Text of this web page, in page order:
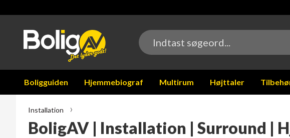
Boligguiden Hjemmebiograf Multirum Højttaler
Installation
BoligAV | Installation | Surround |